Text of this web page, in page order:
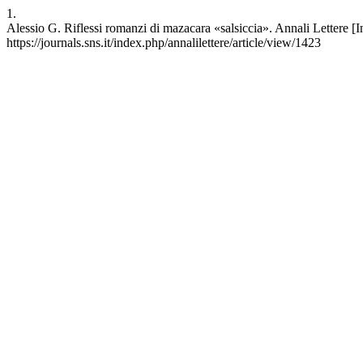
1.
Alessio G. Riflessi romanzi di mazacara «salsiccia». Annali Lettere
https://journals.sns.it/index.php/annalilettere/article/view/1423